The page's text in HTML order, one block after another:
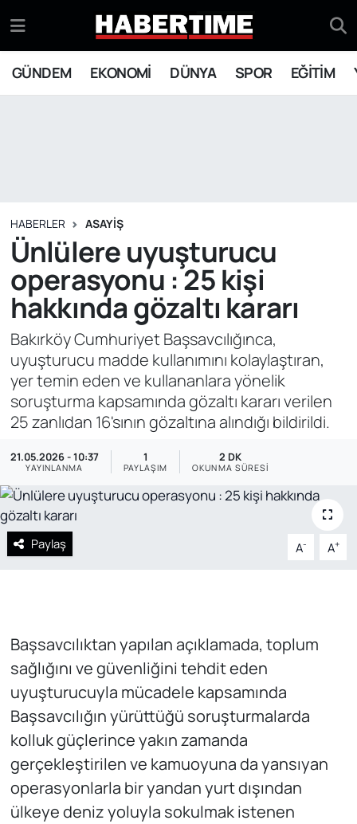
GÜNDEM EKONOMİ DÜNYA SPOR EĞİTİM
HABERLER ASAYİŞ
Ünlülere uyuşturucu
operasyonu : 25 kişi
hakkında gözaltı kararı
Bakırköy Cumhuriyet Başsavcılığınca,
uyuşturucu madde kullanımını kolaylaştıran,
yer temin eden ve kullananlara yönelik
soruşturma kapsamında gözaltı kararı verilen
25 zanlıdan 16'sının gözaltına alındığı bildirildi.
21.05.2026 - 10:37
YAYINLANMA
1
PAYLAŞIM
2 DK
OKUNMA SÜRESI
Paylaş A- A+
Başsavcılıktan yapılan açıklamada, toplum
sağlığını ve güvenliğini tehdit eden
uyuşturucuyla mücadele kapsamında
Başsavcılığın yürüttüğü soruşturmalarda
kolluk güçlerince yakın zamanda
gerçekleştirilen ve kamuoyuna da yansıyan
operasyonlarla bir yandan yurt dışından
ülkeye deniz yoluyla sokulmak istenen
EKONOMİ
EĞİTİM
YAŞAM
SİYASET
ASAYİŞ
SAĞLIK
Eskişehir Nöbetçi Eczaneler
Eskişehir Hava Durumu
Süper Lig Puan Durumu ve Fikstür
Tüm Manşetler
Son Dakika Haberleri
Haber Arşivi